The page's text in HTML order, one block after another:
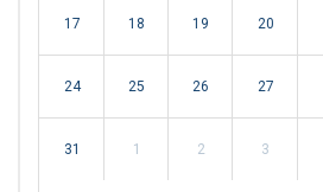
17 18 19 20
24 25 26 27
31 1 2 3